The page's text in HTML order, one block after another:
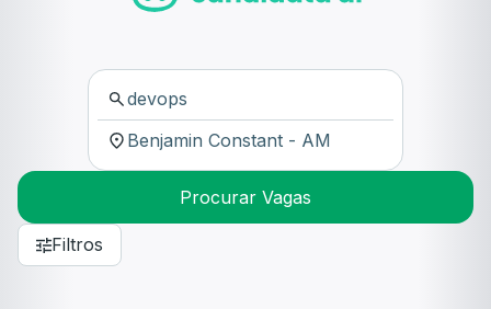
Procurar Vagas
Filtros